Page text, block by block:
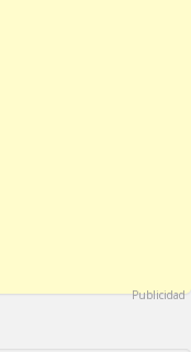
Publicidad